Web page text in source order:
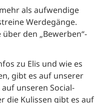
als aufwendige
Werdegänge.
den „Bewerben“-
zu Elis und wie es
gibt es auf unserer
unseren Social-
die Kulissen gibt es auf